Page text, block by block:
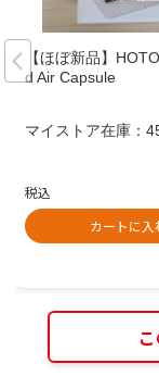
【ほぼ新品】
d Air Capsule
マイストア在庫：
税込
カートに入